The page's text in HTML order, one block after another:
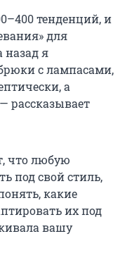
тенденций, и
для
назад я
с лампасами,
а
рассказывает
что любую
под свой стиль,
какие
их под
вашу